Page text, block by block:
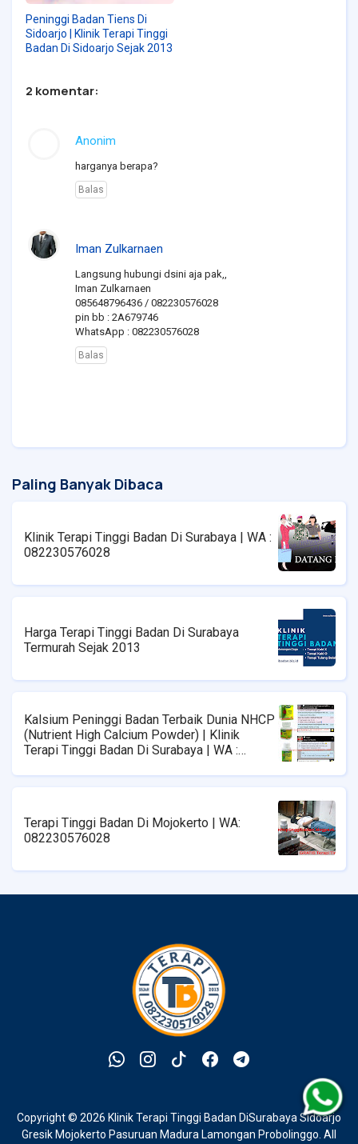
Peninggi Badan Tiens Di
Sidoarjo | Klinik Terapi Tinggi
Badan Di Sidoarjo Sejak 2013
2 komentar:
Anonim
harganya berapa?
Balas
Iman Zulkarnaen
Langsung hubungi dsini aja pak,,
Iman Zulkarnaen
085648796436 / 082230576028
pin bb : 2A679746
WhatsApp : 082230576028
Balas
Paling Banyak Dibaca
Klinik Terapi Tinggi Badan Di Surabaya | WA :
082230576028
Harga Terapi Tinggi Badan Di Surabaya
Termurah Sejak 2013
Kalsium Peninggi Badan Terbaik Dunia NHCP
(Nutrient High Calcium Powder) | Klinik
Terapi Tinggi Badan Di Surabaya | WA :
Terapi Tinggi Badan Di Mojokerto | WA:
082230576028
Copyright © 2026 Klinik Terapi Tinggi Badan DiSurabaya Sidoarjo
Gresik Mojokerto Pasuruan Madura Lamongan Probolinggo . All